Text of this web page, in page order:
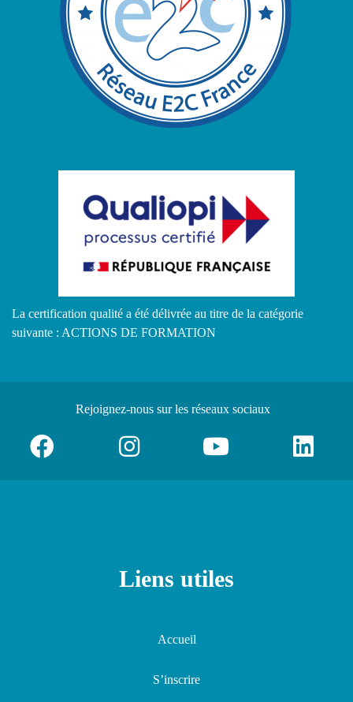
La certification qualité a été délivrée au titre de la catégorie
suivante : ACTIONS DE FORMATION
Rejoignez-nous sur les réseaux sociaux
Liens utiles
Accueil
S’inscrire